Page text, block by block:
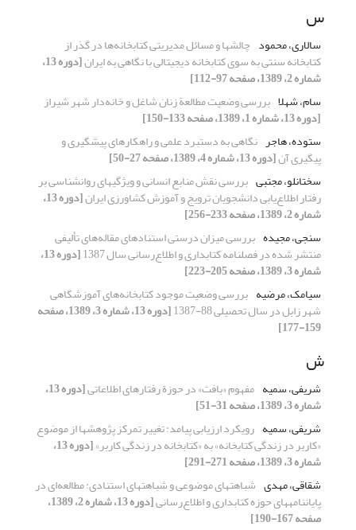
س
سالاری، محمود چالشها و مسائل مدیریتی کتابخانه‌ها در گذر از
کتابخانه سنتی به سوی کتابخانه دیجیتالی با نگاهی به ایران [دوره 13،
شماره 2، 1389، صفحه 97-112]
سام، شهلا بررسی وضعیت مطالعة زنان شاغل و خانه‌دار شهر شیراز
[دوره 13، شماره 1، 1389، صفحه 133-150]
ستوده، هاجر نگاهی به دستبرد علمی و راهکارهای پیشگیری و
پیگیری آن[دوره 13، شماره 4، 1389، صفحه 27-50]
سختانلو، مجتبی بررسی نقش منابع انسانی و ویژگیهای روانشناسی بر
رفتار اطلاع‌یابی دانشجویان ترویج و آموزش کشاورزی ایران [دوره 13،
شماره 2، 1389، صفحه 233-256]
سنجی، مجیده بررسی میزان درستی استنادهای مقاله‌های تألیفی
منتشر شده در فصلنامه کتابداری و اطلاع‌رسانی سال 1387 [دوره 13،
شماره 3، 1389، صفحه 205-223]
سیامک، مرضیه بررسی وضعیت موجود کتابخانه‌های آموزشگاهی
شهر زابل در سال تحصیلی 88-1387 [دوره 13، شماره 3، 1389، صفحه
159-177]
ش
شریفی، سمیه مفهوم «بافت» در حوزة رفتارهای اطلاعاتی [دوره 13،
شماره 3، 1389، صفحه 31-51]
شریفی، سمیه رویکرد ارزیابی پیامد: تغییر تمرکز پژوهشها از موضوع
«کاربر در زندگی کتابخانه» به «کتابخانه در زندگی کاربر» [دوره 13،
شماره 3، 1389، صفحه 271-291]
شقاقی، مهدی شباهتهای موضوعی و شباهتهای استنادی: مطالعه‌ای در
پایان‎نامه‎های حوزه کتابداری و اطلاع‎‌رسانی [دوره 13، شماره 2، 1389،
صفحه 167-190]